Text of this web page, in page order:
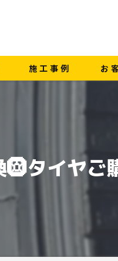
施工事例 お
🛞タイヤご